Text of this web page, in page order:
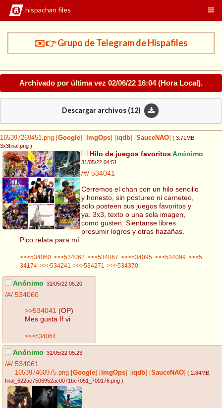
hispachan files
✉️👉 Grupo de Telegram de Hispafiles
Archivado por última vez 02/06/22 16:04(Hora Local).
Descargar archivos (12)
165397269451.png Google ImgOps iqdb SauceNAO ( 3.71MB
3x3final.png )
Hilo de juegos favoritosAnónimo
31/05/22 04:51
/#/ 534041
Cerremos el chan con un hilo sencillo
y honesto, sin postureo ni carneteo,
solo posteen sus juegos favoritos y
ya. 3x3, texto o una sola imagen,
como gusten. Sientanse libres
presumir logros y otras hazañas.
Pico relata para mí.
>>>534060 >>>534062 >>>534067 >>>534095 >>>534099 >>>5
34174 >>>534241 >>>534271 >>>534370
Anónimo 31/05/22 05:20
/#/ 534060
>>534041 (OP)
Mes gusta ff vi
>>>534064
Anónimo 31/05/22 05:23
/#/ 534061
165397460975.png Google ImgOps iqdb SauceNAO ( 2.84MB
final_622ae7506952ac0071be7051_700176.png )